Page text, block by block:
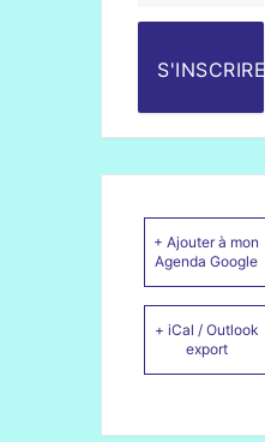
S'INSCRIRE
+ Ajouter à mon
Agenda Google
+ iCal / Outlook
export